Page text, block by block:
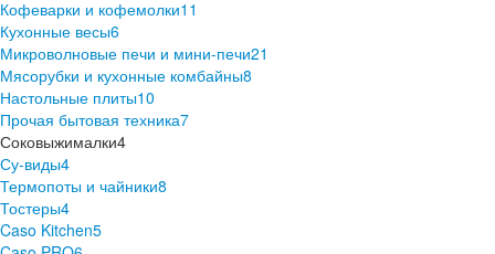
Кофеварки и кофемолки11
Кухонные весы6
Микроволновые печи и мини-печи21
Мясорубки и кухонные комбайны8
Настольные плиты10
Прочая бытовая техника7
Соковыжималки4
Су-виды4
Термопоты и чайники8
Тостеры4
Caso Kitchen5